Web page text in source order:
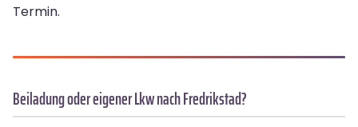
Termin.
Beiladung oder eigener Lkw nach Fredrikstad?